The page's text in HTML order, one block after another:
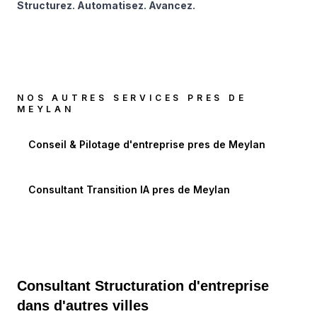
Structurez. Automatisez. Avancez.
NOS AUTRES SERVICES PRES DE
MEYLAN
Conseil & Pilotage d'entreprise pres de Meylan
Consultant Transition IA pres de Meylan
Consultant Structuration d'entreprise
dans d'autres villes